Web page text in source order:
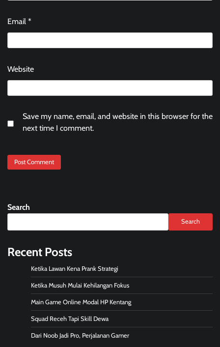
Email *
Website
Save my name, email, and website in this browser for the
next time I comment.
Search
Search
Recent Posts
Ketika Lawan Kena Prank Strategi
Ketika Musuh Mulai Kehilangan Fokus
Main Game Online Modal HP Kentang
Squad Receh Tapi Skill Dewa
Dari Noob Jadi Pro, Perjalanan Gamer